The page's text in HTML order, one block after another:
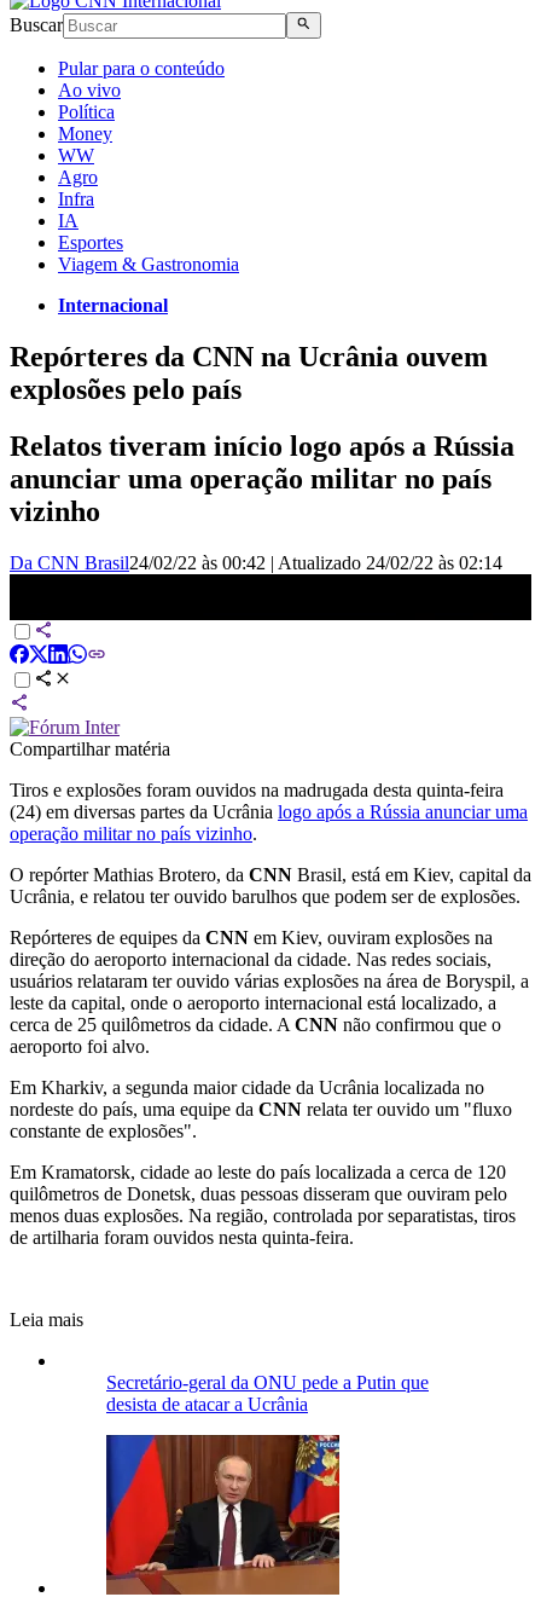
Buscar
Pular para o conteúdo
Ao vivo
Política
Money
WW
Agro
Infra
IA
Esportes
Viagem & Gastronomia
Internacional
Repórteres da CNN na Ucrânia ouvem
explosões pelo país
Relatos tiveram início logo após a Rússia
anunciar uma operação militar no país
vizinho
Da CNN Brasil24/02/22 às 00:42 | Atualizado 24/02/22 às 02:14
Compartilhar matéria
Tiros e explosões foram ouvidos na madrugada desta quinta-feira
(24) em diversas partes da Ucrânia logo após a Rússia anunciar uma
operação militar no país vizinho.
O repórter Mathias Brotero, da CNN Brasil, está em Kiev, capital da
Ucrânia, e relatou ter ouvido barulhos que podem ser de explosões.
Repórteres de equipes da CNN em Kiev, ouviram explosões na
direção do aeroporto internacional da cidade. Nas redes sociais,
usuários relataram ter ouvido várias explosões na área de Boryspil, a
leste da capital, onde o aeroporto internacional está localizado, a
cerca de 25 quilômetros da cidade. A CNN não confirmou que o
aeroporto foi alvo.
Em Kharkiv, a segunda maior cidade da Ucrânia localizada no
nordeste do país, uma equipe da CNN relata ter ouvido um "fluxo
constante de explosões".
Em Kramatorsk, cidade ao leste do país localizada a cerca de 120
quilômetros de Donetsk, duas pessoas disseram que ouviram pelo
menos duas explosões. Na região, controlada por separatistas, tiros
de artilharia foram ouvidos nesta quinta-feira.
Leia mais
Secretário-geral da ONU pede a Putin que
desista de atacar a Ucrânia